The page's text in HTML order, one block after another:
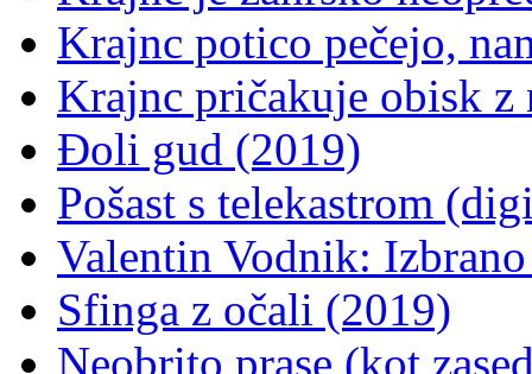
Krajnc potico pečejo,
Krajnc pričakuje obisk z
Đoli gud (2019)
Pošast s telekastrom
Valentin Vodnik:
Sfinga z očali (2019)
Neobrito prase (kot